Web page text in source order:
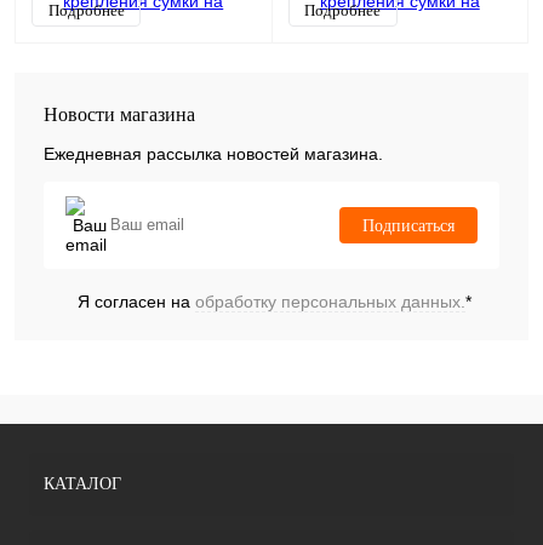
Подробнее
Подробнее
Новости магазина
Ежедневная рассылка новостей магазина.
Подписаться
Я согласен на обработку персональных данных.*
КАТАЛОГ